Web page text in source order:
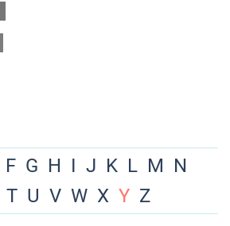
F G H I J K L M N
T U V W X Y Z